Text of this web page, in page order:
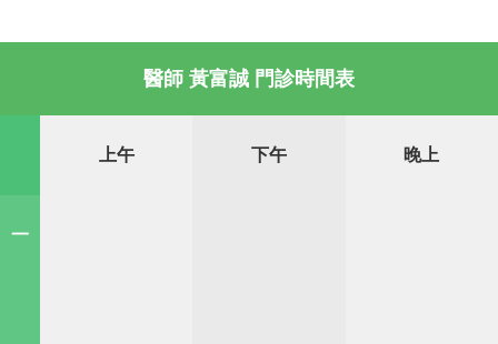
醫師 黃富誠 門診時間表
上午 下午 晚上
一